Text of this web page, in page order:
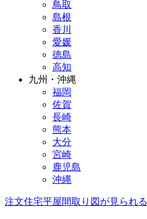
鳥取
島根
香川
愛媛
徳島
高知
九州・沖縄
福岡
佐賀
長崎
熊本
大分
宮崎
鹿児島
沖縄
注文住宅平屋間取り図が見られる